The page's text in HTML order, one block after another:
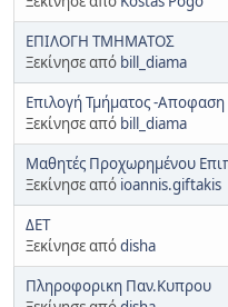
ΕΠΙΛΟΓΗ ΤΜΗΜΑΤΟΣ
Ξεκίνησε από bill_diama
Επιλογή Τμήματος -Αποφαση
Ξεκίνησε από bill_diama
Μαθητές Προχωρημένου
Ξεκίνησε από ioannis.giftakis
ΔΕΤ
Ξεκίνησε απόdisha
Πληροφορικη Παν.Κυπρου